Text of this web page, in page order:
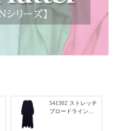
541302 ストレッチ
ブロードライン入